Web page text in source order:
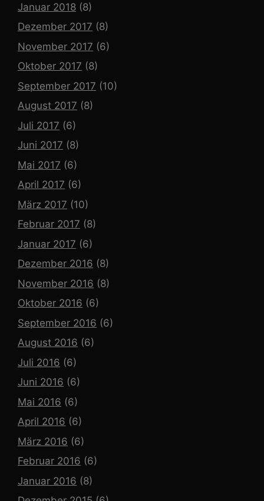
Januar 2018 (8)
Dezember 2017 (8)
November 2017 (6)
Oktober 2017 (8)
September 2017 (10)
August 2017 (8)
Juli 2017 (6)
Juni 2017 (8)
Mai 2017 (6)
April 2017 (6)
März 2017 (10)
Februar 2017 (8)
Januar 2017 (6)
Dezember 2016 (8)
November 2016 (8)
Oktober 2016 (6)
September 2016 (6)
August 2016 (6)
Juli 2016 (6)
Juni 2016 (6)
Mai 2016 (6)
April 2016 (6)
März 2016 (6)
Februar 2016 (6)
Januar 2016 (8)